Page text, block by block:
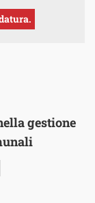
gestione